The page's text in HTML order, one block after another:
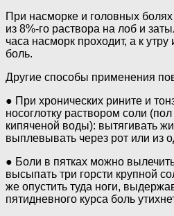
При насморке и головных болях
из 8%-го раствора на лоб и
часа насморк проходит, а к утру
боль.
Другие способы применения
● При хронических рините и
носоглотку раствором соли
кипяченой воды): вытягивать
выплевывать через рот или из
● Боли в пятках можно
высыпать три горсти крупной
же опустить туда ноги,
пятидневного курса боль